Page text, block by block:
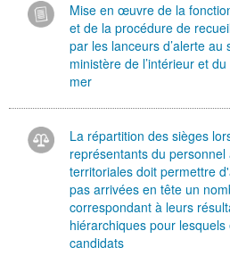
Mise en œuvre de la
et de la procédure de
par les lanceurs d’alerte au
ministère de l’intérieur et
mer
La répartition des sièges
représentants du
territoriales doit permettre
pas arrivées en tête un
correspondant à leurs
hiérarchiques pour
candidats